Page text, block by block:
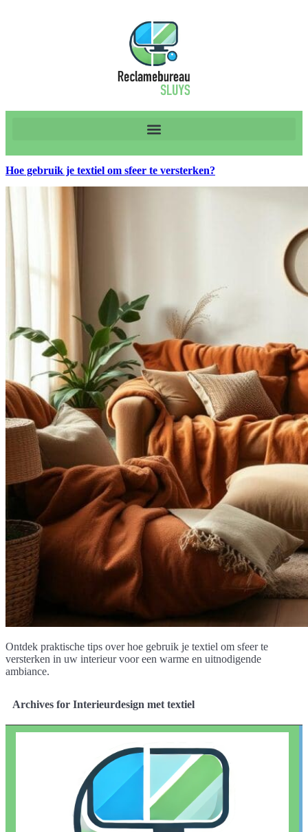
Hoe gebruik je textiel om sfeer te versterken?
Ontdek praktische tips over hoe gebruik je textiel om sfeer te
versterken in uw interieur voor een warme en uitnodigende
ambiance.
Archives for Interieurdesign met textiel